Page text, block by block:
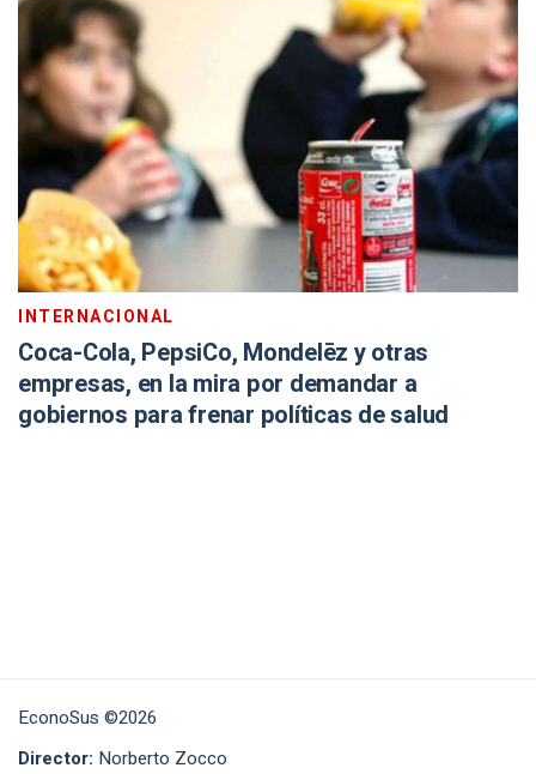
INTERNACIONAL
Coca-Cola, PepsiCo, Mondelēz y otras
empresas, en la mira por demandar a
gobiernos para frenar políticas de salud
EconoSus ©2026
Director: Norberto Zocco